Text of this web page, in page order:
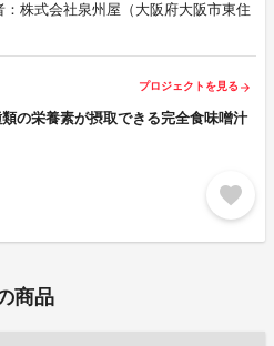
株式会社泉州屋（大阪府大阪市東住
プロジェクトを見る arrow_forward
の栄養素が摂取できる完全食味噌汁
favorite
商品